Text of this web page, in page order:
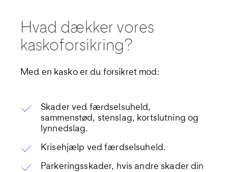
Hvad dækker vores
kaskoforsikring?
Med en kasko er du forsikret mod:
Skader ved færdselsuheld,
sammenstød, stenslag, kortslutning og
lynnedslag.
Krisehjælp ved færdselsuheld.
Parkeringsskader, hvis andre skader din